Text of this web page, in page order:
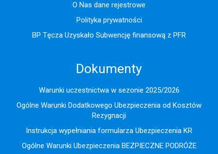
O Nas dane rejestrowe
Polityka prywatności
BP Tęcza Uzyskało Subwencję finansową z PFR
Dokumenty
Warunki uczestnictwa w sezonie 2025/2026
Ogólne Warunki Dodatkowego Ubezpieczenia od Kosztów
Rezygnacji
Instrukcja wypełniania formularza Ubezpieczenia KR
Ogólne Warunki Ubezpieczenia BEZPIECZNE PODRÓŻE